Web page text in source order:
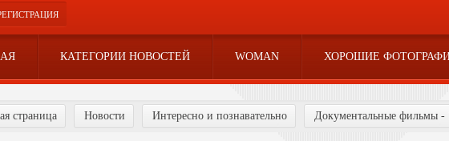
КАТЕГОРИИ НОВОСТЕЙ WOMAN ХОРОШИЕ
страница Новости Интересно и познавательно Документальные фильмы -